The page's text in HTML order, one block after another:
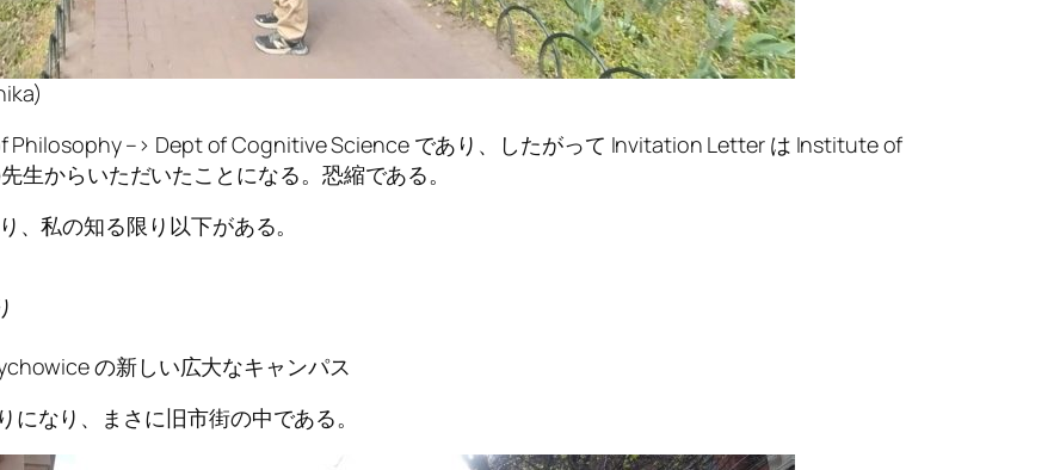
–> Dept of Cognitive Science であり、したがって Invitation Letter は Institute of
からいただいたことになる。恐縮である。
、私の知る限り以下がある。
の新しい広大なキャンパス
なり、まさに旧市街の中である。